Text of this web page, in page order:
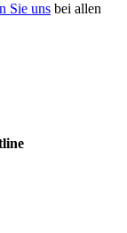
Sie uns bei allen